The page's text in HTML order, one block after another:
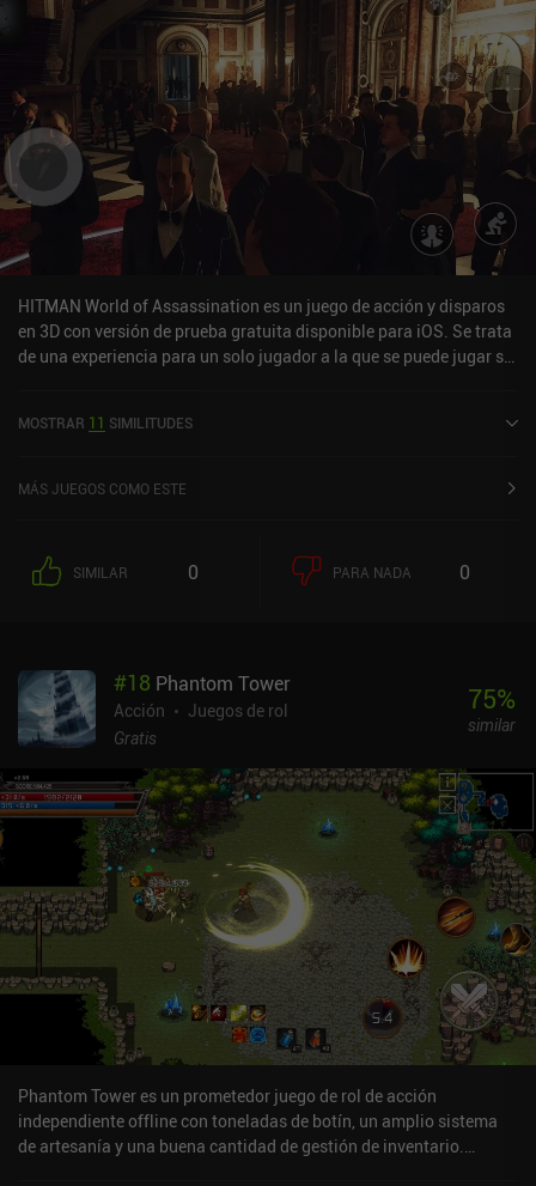
HITMAN World of Assassination es un juego de acción y disparos
en 3D con versión de prueba gratuita disponible para iOS. Se trata
de una experiencia para un solo jugador a la que se puede jugar sin
Assassination se lanzó en agosto de 2025 y tiene actualmente una
MOSTRAR 11 SIMILITUDES
MÁS JUEGOS COMO ESTE
SIMILAR 0 PARA NADA 0
#18 Phantom Tower
Acción
Juegos de rol
Gratis
75%
similar
Phantom Tower es un prometedor juego de rol de acción
independiente offline con toneladas de botín, un amplio sistema
de artesanía y una buena cantidad de gestión de inventario.